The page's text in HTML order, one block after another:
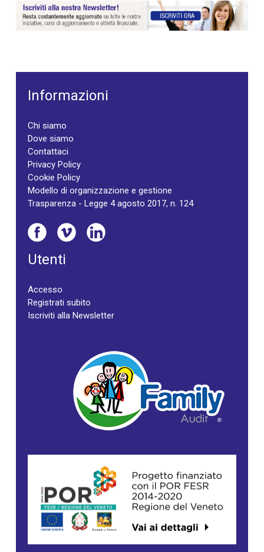
Informazioni
Chi siamo
Dove siamo
Contattaci
Privacy Policy
Cookie Policy
Modello di organizzazione e gestione
Trasparenza - Legge 4 agosto 2017, n. 124
Utenti
Accesso
Registrati subito
Iscriviti alla Newsletter